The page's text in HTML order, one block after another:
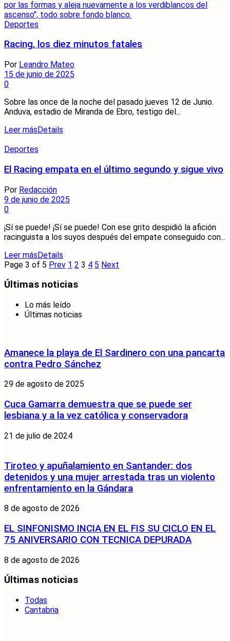
Deportes
Racing, los diez minutos fatales
Por Leandro Mateo
15 de junio de 2025
0
Sobre las once de la noche del pasado jueves 12 de Junio.
Anduva, estadio de Miranda de Ebro, testigo del...
Leer másDetails
Deportes
El Racing empata en el último segundo y sigue vivo
Por Redacción
9 de junio de 2025
0
¡Sí se puede! ¡Sí se puede! Con ese grito despidió la afición
racinguista a los suyos después del empate conseguido con...
Leer másDetails
Page 3 of 5 Prev 1 2 3 4 5 Next
Últimas noticias
Lo más leído
Últimas noticias
Amanece la playa de El Sardinero con una pancarta
contra Pedro Sánchez
29 de agosto de 2025
Cuca Gamarra demuestra que se puede ser
lesbiana y a la vez católica y conservadora
21 de julio de 2024
Tiroteo y apuñalamiento en Santander: dos
detenidos y una mujer arrestada tras un violento
enfrentamiento en la Gándara
8 de agosto de 2026
EL SINFONISMO INCIA EN EL FIS SU CICLO EN EL
75 ANIVERSARIO CON TECNICA DEPURADA
8 de agosto de 2026
Últimas noticias
Todas
Cantabria